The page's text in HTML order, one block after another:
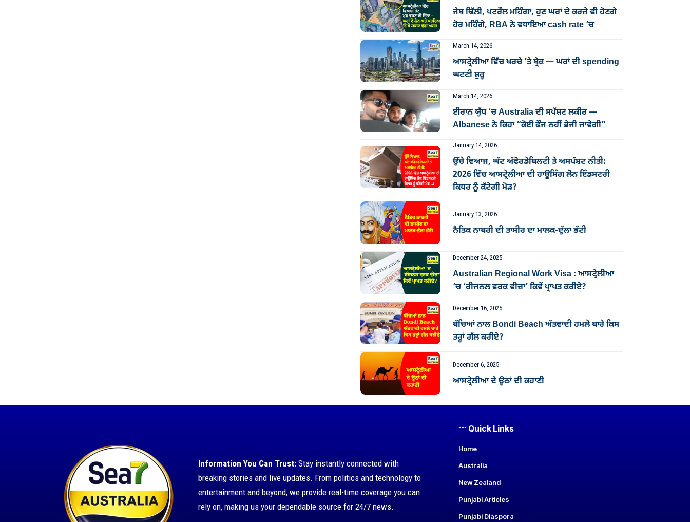
ਜੇਬ ਢਿੱਲੀ, ਪਟਰੌਲ ਮਹਿੰਗਾ, ਹੁਣ ਘਰਾਂ ਦੇ ਕਰਜ਼ੇ ਵੀ ਹੋਣਗੇ
ਹੋਰ ਮਹਿੰਗੇ, RBA ਨੇ ਵਧਾਇਆ cash rate ’ਚ
March 14, 2026
ਆਸਟ੍ਰੇਲੀਆ ਵਿੱਚ ਖਰਚੇ ’ਤੇ ਬ੍ਰੇਕ — ਘਰਾਂ ਦੀ spending
ਘਟਣੀ ਸ਼ੁਰੂ
March 14, 2026
ਈਰਾਨ ਯੁੱਧ ‘ਚ Australia ਦੀ ਸਪੱਸ਼ਟ ਲਕੀਰ —
Albanese ਨੇ ਕਿਹਾ “ਕੋਈ ਫੌਜ ਨਹੀਂ ਭੇਜੀ ਜਾਵੇਗੀ”
January 14, 2026
ਉੱਚੇ ਵਿਆਜ, ਘੱਟ ਅੱਫੋਰਡੇਬਿਲਟੀ ਤੇ ਅਸਪੱਸ਼ਟ ਨੀਤੀ:
2026 ਵਿੱਚ ਆਸਟ੍ਰੇਲੀਆ ਦੀ ਹਾਊਸਿੰਗ ਲੋਨ ਇੰਡਸਟਰੀ
ਕਿਧਰ ਨੂੰ ਕੱਟੇਗੀ ਮੋੜ?
January 13, 2026
ਨੈਤਿਕ ਨਾਬਰੀ ਦੀ ਤਾਸੀਰ ਦਾ ਮਾਲਕ-ਦੁੱਲਾ ਭੱਟੀ
December 24, 2025
Australian Regional Work Visa : ਆਸਟ੍ਰੇਲੀਆ
’ਚ ‘ਰੀਜਨਲ ਵਰਕ ਵੀਜ਼ਾ’ ਕਿਵੇਂ ਪ੍ਰਾਪਤ ਕਰੀਏ?
December 16, 2025
ਬੱਚਿਆਂ ਨਾਲ Bondi Beach ਅੱਤਵਾਦੀ ਹਮਲੇ ਬਾਰੇ ਕਿਸ
ਤਰ੍ਹਾਂ ਗੱਲ ਕਰੀਏ?
December 6, 2025
ਆਸਟ੍ਰੇਲੀਆ ਦੇ ਊਠਾਂ ਦੀ ਕਹਾਣੀ
Information You Can Trust: Stay instantly connected with
breaking stories and live updates. From politics and technology to
entertainment and beyond, we provide real-time coverage you can
rely on, making us your dependable source for 24/7 news.
Quick Links
Home
Australia
New Zealand
Punjabi Articles
Punjabi Diaspora